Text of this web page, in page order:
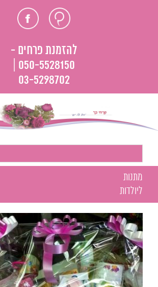
חוות פייסבוק
להזמנת פרחים -
050-5528150 |
03-5298702
מתנות
ליולדות